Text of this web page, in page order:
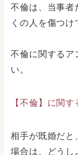
不倫は、当事者
くの人を傷つけ
不倫に関するア
い。
【不倫】に関
相手が既婚だと
場合は、どうし